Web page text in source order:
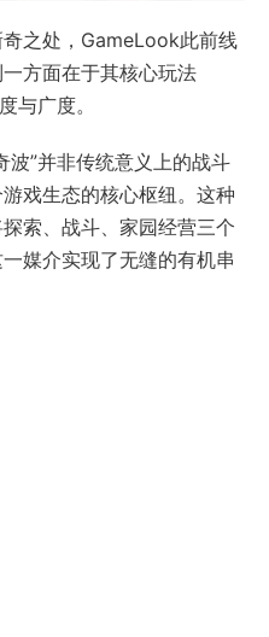
之处，GameLook此前线
方面在于其核心玩法
与广度。
波”并非传统意义上的战斗
戏生态的核心枢纽。这种
索、战斗、家园经营三个
媒介实现了无缝的有机串